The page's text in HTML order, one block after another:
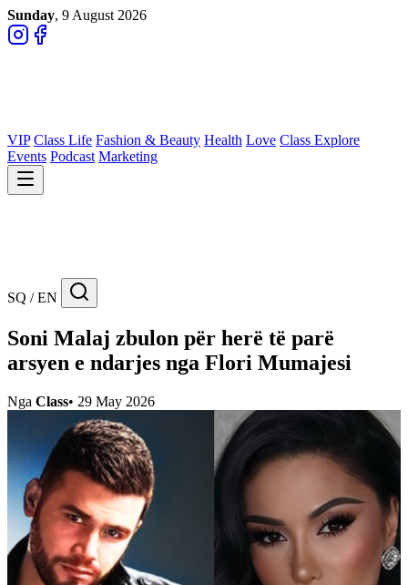
Sunday, 9 August 2026
VIP Class Life Fashion & Beauty Health Love Class Explore
Events Podcast Marketing
SQ / EN
Soni Malaj zbulon për herë të parë
arsyen e ndarjes nga Flori Mumajesi
Nga Class• 29 May 2026